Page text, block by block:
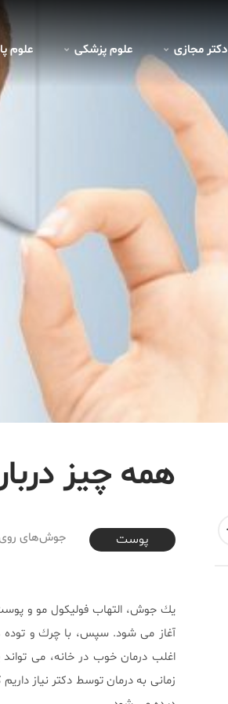
دکتر مجازی علوم پزشکی علوم
همه چيز
2017-08-16T09:17:51+04:30
پوست جوش‌هاى روى
يك جوش، التهاب فوليكول مو و
آغاز مى شود. سپس، با چرك و توده
اغلب درمان خوب در خانه، مى
زمانى به درمان توسط دكتر نياز